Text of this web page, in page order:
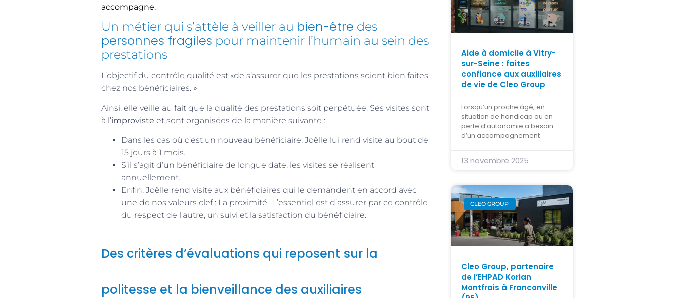
accompagne.
Un métier qui s’attèle à veiller au bien-être des
personnes fragiles pour maintenir l’humain au sein des
prestations
L’objectif du contrôle qualité est «de s’assurer que les prestations soient bien faites
chez nos bénéficiaires. »
Ainsi, elle veille au fait que la qualité des prestations soit perpétuée. Ses visites sont
à l’improviste et sont organisées de la manière suivante :
Dans les cas où c’est un nouveau bénéficiaire, Joëlle lui rend visite au bout de
15 jours à 1 mois.
S’il s’agit d’un bénéficiaire de longue date, les visites se réalisent
annuellement.
Enfin, Joëlle rend visite aux bénéficiaires qui le demandent en accord avec
une de nos valeurs clef : La proximité. L’essentiel est d’assurer par ce contrôle
du respect de l’autre, un suivi et la satisfaction du bénéficiaire.
Des critères d’évaluations qui reposent sur la
politesse et la bienveillance des auxiliaires
Aide à domicile à Vitry-
sur-Seine : faites
confiance aux auxiliaires
de vie de Cleo Group
Lorsqu’un proche âgé, en
situation de handicap ou en
perte d’autonomie a besoin
d’un accompagnement
13 novembre 2025
CLEO GROUP
Cleo Group, partenaire
de l’EHPAD Korian
Montfrais à Franconville